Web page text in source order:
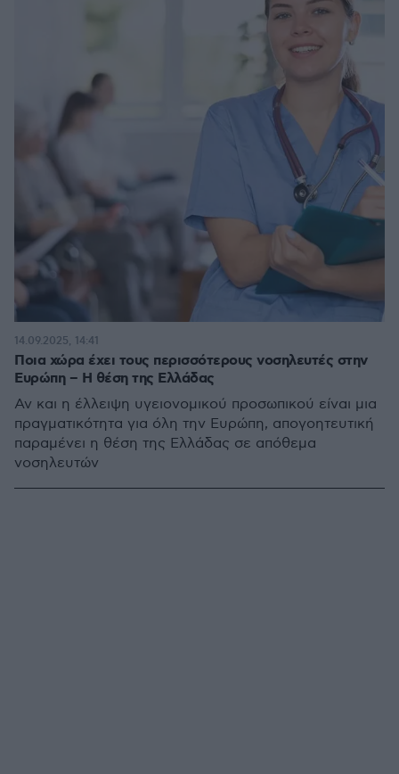
Ποια χώρα έχει τους περισσότερους νοσηλευτές στην
Ευρώπη – Η θέση της Ελλάδας
Αν και η έλλειψη υγειονομικού προσωπικού είναι μια
πραγματικότητα για όλη την Ευρώπη, απογοητευτική
παραμένει η θέση της Ελλάδας σε απόθεμα
νοσηλευτών
14.09.2025, 14:41